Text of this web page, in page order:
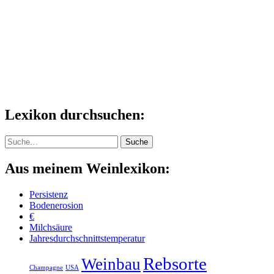
Lexikon durchsuchen:
Suche Suche
Aus meinem Weinlexikon:
Persistenz
Bodenerosion
€
Milchsäure
Jahresdurchschnittstemperatur
Champagne USA WeinbauRebsorte